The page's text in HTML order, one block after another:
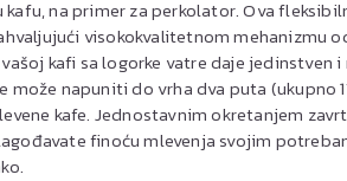
na primer za perkolator. Ova
visokokvalitetnom mehanizmu
kafi sa logorke vatre daje jedinstven
može napuniti do vrha dva puta (ukupno
kafe. Jednostavnim okretanjem
finoću mlevenja svojim